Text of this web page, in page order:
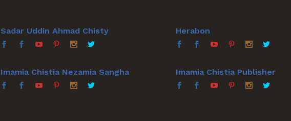
Sadar Uddin Ahmad Chisty
Imamia Chistia Nezamia Sangha
Herabon
Imamia Chistia Publisher